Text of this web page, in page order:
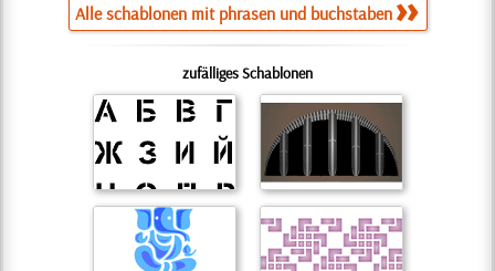
Alle schablonen mit phrasen und buchstaben
zufälliges Schablonen